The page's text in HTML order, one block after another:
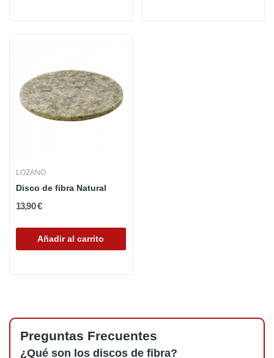
LOZANO
Disco de fibra Natural
13,90 €
Añadir al carrito
Preguntas Frecuentes
¿Qué son los discos de fibra?